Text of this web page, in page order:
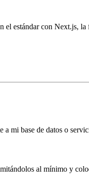
estándar con Next.js,
mi base de datos o
al mínimo y